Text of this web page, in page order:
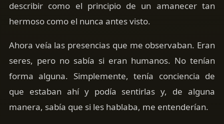
describir como el principio de un amanecer tan
hermoso como el nunca antes visto.
Ahora veía las presencias que me observaban. Eran
seres, pero no sabía si eran humanos. No tenían
forma alguna. Simplemente, tenía conciencia de
que estaban ahí y podía sentirlas y, de alguna
manera, sabía que si les hablaba, me entenderían.